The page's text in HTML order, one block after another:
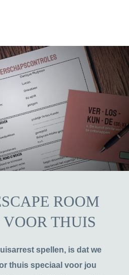
ROOM
VOOR THUIS
spellen, is dat we
thuis speciaal voor jou